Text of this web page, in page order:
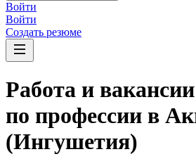
Войти
Войти
Создать резюме
Работа и вакансии
по профессии в
(Ингушетия)